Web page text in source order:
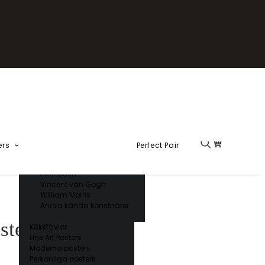
Claude Monet
Paul Nash
Vincent van Gogh
William Morris
Andra kända konstnärer
Kökstavlor
Line Art Posters
Moderna posters
Personliga posters
Perfect Pair